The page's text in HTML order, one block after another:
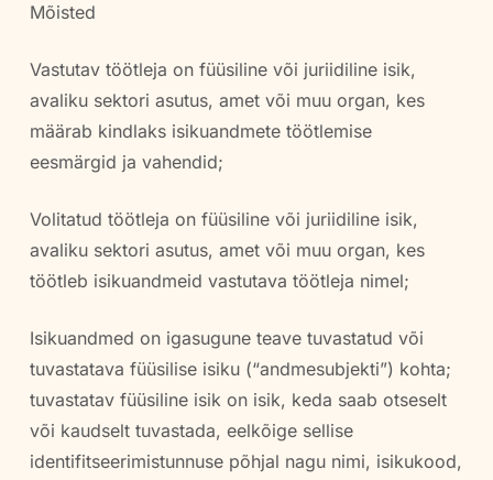
Mõisted
Vastutav töötleja on füüsiline või juriidiline isik,
avaliku sektori asutus, amet või muu organ, kes
määrab kindlaks isikuandmete töötlemise
eesmärgid ja vahendid;
Volitatud töötleja on füüsiline või juriidiline isik,
avaliku sektori asutus, amet või muu organ, kes
töötleb isikuandmeid vastutava töötleja nimel;
Isikuandmed on igasugune teave tuvastatud või
tuvastatava füüsilise isiku (“andmesubjekti”) kohta;
tuvastatav füüsiline isik on isik, keda saab otseselt
või kaudselt tuvastada, eelkõige sellise
identifitseerimistunnuse põhjal nagu nimi, isikukood,